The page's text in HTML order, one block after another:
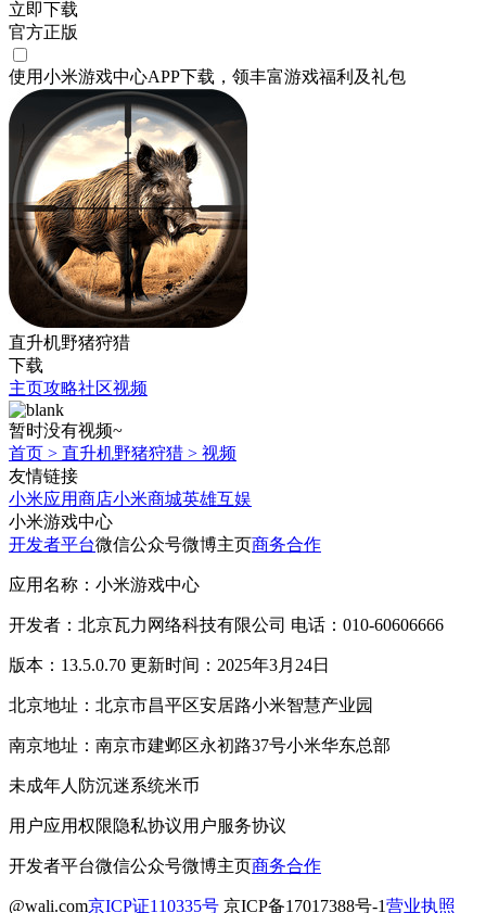
立即下载
官方正版
使用小米游戏中心APP下载 ，领丰富游戏福利 及礼包
直升机野猪狩猎
下载
主页攻略社区视频
暂时没有视频~
首页 > 直升机野猪狩猎 > 视频
友情链接
小米应用商店小米商城英雄互娱
小米游戏中心
开发者平台微信公众号微博主页商务合作
应用名称：小米游戏中心
开发者：北京瓦力网络科技有限公司 电话：010-60606666
版本：13.5.0.70 更新时间：2025年3月24日
北京地址：北京市昌平区安居路小米智慧产业园
南京地址：南京市建邺区永初路37号小米华东总部
未成年人防沉迷系统米币
用户应用权限隐私协议用户服务协议
开发者平台微信公众号微博主页商务合作
@wali.com京ICP证110335号 京ICP备17017388号-1营业执照